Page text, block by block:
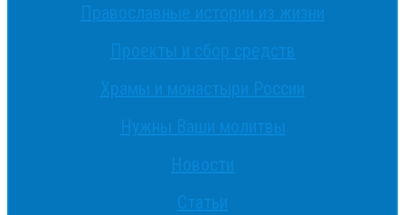
Православные истории из жизни
Проекты и сбор средств
Храмы и монастыри России
Нужны Ваши молитвы
Новости
Статьи